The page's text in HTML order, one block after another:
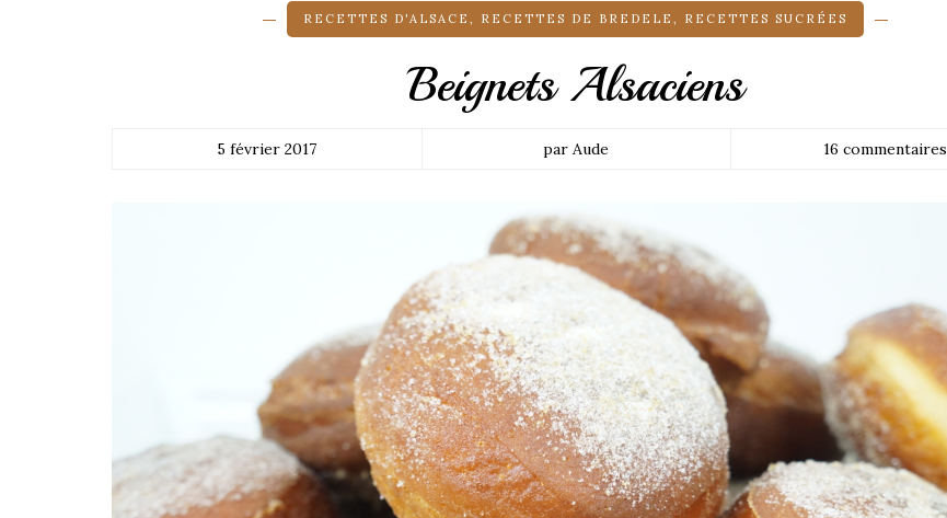
RECETTES D'ALSACE, RECETTES DE BREDELE, RECETTES SUCRÉES
Beignets Alsaciens
5 février 2017 par Aude 16 commentaires